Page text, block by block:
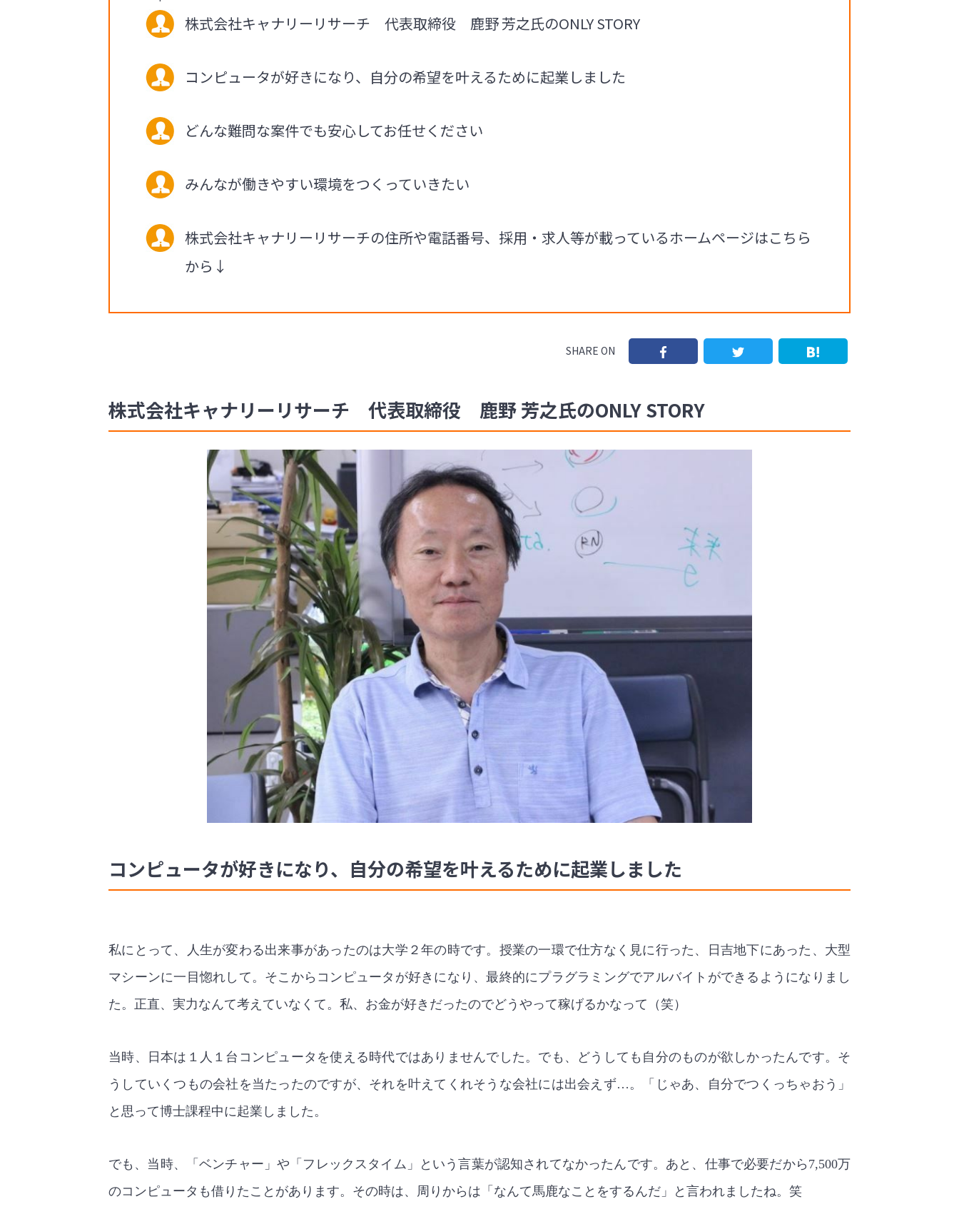
株式会社キャナリーリサーチ 代表取締役 鹿野 芳之氏のONLY STORY
コンピュータが好きになり、自分の希望を叶えるために起業しました
どんな難問な案件でも安心してお任せください
みんなが働きやすい環境をつくっていきたい
株式会社キャナリーリサーチの住所や電話番号、採用・求人等が載っているホームページはこちら
から↓
SHARE ON
株式会社キャナリーリサーチ 代表取締役 鹿野 芳之氏のONLY STORY
コンピュータが好きになり、自分の希望を叶えるために起業しました
私にとって、人生が変わる出来事があったのは大学２年の時です。授業の一環で仕方なく見に行った、日吉地下にあった、大型
マシーンに一目惚れして。そこからコンピュータが好きになり、最終的にプラグラミングでアルバイトができるようになりまし
た。正直、実力なんて考えていなくて。私、お金が好きだったのでどうやって稼げるかなって（笑）
当時、日本は１人１台コンピュータを使える時代ではありませんでした。でも、どうしても自分のものが欲しかったんです。そ
うしていくつもの会社を当たったのですが、それを叶えてくれそうな会社には出会えず…。「じゃあ、自分でつくっちゃおう」
と思って博士課程中に起業しました。
でも、当時、「ベンチャー」や「フレックスタイム」という言葉が認知されてなかったんです。あと、仕事で必要だから7,500万
のコンピュータも借りたことがあります。その時は、周りからは「なんて馬鹿なことをするんだ」と言われましたね。笑